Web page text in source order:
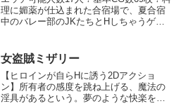
の世界で体感するRPG。------------------------
------------------------------------------【システ
ム】（1）戦闘はサイドビューによるター
闘は始まり、ターンごとにユニットの特
殊スキルやキャラクターの特性 を生かし
て戦闘を行います。（2）経験値はストッ
ク可能 7名のユニットが登場、プレーヤ
ーは主人公を引いた残りの3名を選出する
理に媚薬が仕込まれた合宿場で、夏合宿
中のバレー部のJKたちとHしちゃうゲー
の代わりに合宿場の運営をするバイトを
することに。同じバイトの女の子の協力
を得ながら料理に媚薬を混ぜ込み、夏合
宿にきたバレー部のJKを食い散らかして
いくことに…！合宿場に仕掛けた小型カ
女盗賊ミザリー
【ヒロインが自らHに誘う2Dアクショ
ン】所有者の感度を跳ね上げる、魔法の
淫具があるという。夢のような快楽を想